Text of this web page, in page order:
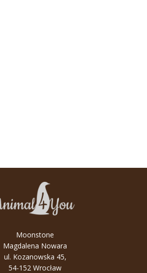
Moonstone
Magdalena Nowara
ul. Kozanowska 45,
54-152 Wrocław